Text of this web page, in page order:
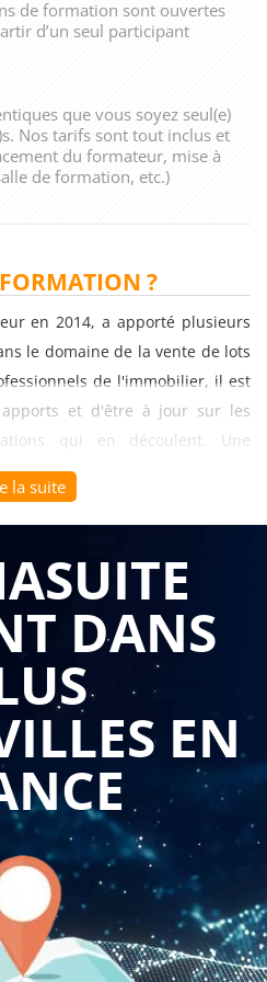
de formation sont ouvertes
d’un seul participant
que vous soyez seul(e)
Nos tarifs sont tout inclus et
du formateur, mise à
de formation, etc.)
?
en 2014, a apporté plusieurs
le domaine de la vente de lots
de l'immobilier, il est
et d'être à jour sur les
qui en découlent. Une
thème "Maîtriser les apports de
lot de copropriété" présente de
acteurs B to B de l'immobilier.
de suivre une telle formation :
des nouvelles obligations :
ALUR vous permettent de
nouvelles obligations qui
d'un lot de copropriété. Vous
les diagnostics
les informations à fournir aux
rétractation, les documents à
de vente, et les nouvelles
connaissance approfondie
conformité avec la loi et
liées à la vente en copropriété
à maîtriser les
d'un lot de copropriété.
la situation financière de la
les charges communes, les
éventuels litiges en suspens.
vous permettra de
la suite
DANS
EN